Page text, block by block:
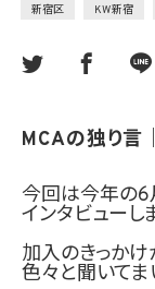
新宿区 KW新宿
MCAの独り言
今回は今年の6
インタビューし
加入のきっかけ
色々と聞いてま